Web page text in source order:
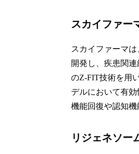
スカイファー
スカイファーマは
開発し、疾患関
のZ-FIT技術を用
デルにおいて有
機能回復や認知機
リジェネソー